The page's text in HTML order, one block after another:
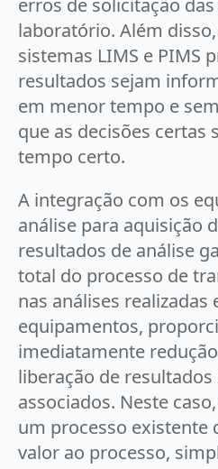
laboratório. Além
sistemas LIMS e PIMS
resultados sejam
em menor tempo e
que as decisões certas
tempo certo.
A integração com os
análise para aquisição
resultados de análise
total do processo de
nas análises
equipamentos,
imediatamente
liberação de resultados
associados. Neste
um processo existente
valor ao processo,